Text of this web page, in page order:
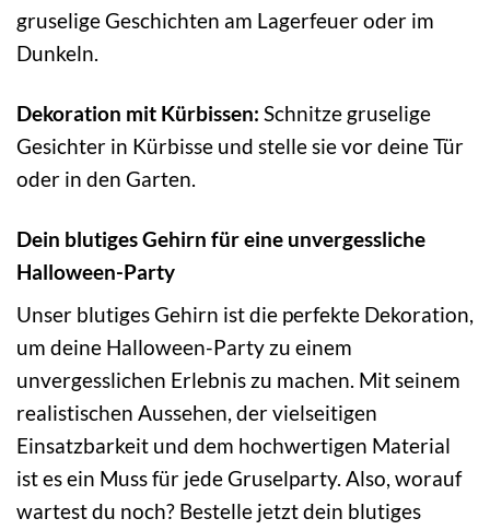
gruselige Geschichten am Lagerfeuer oder im
Dunkeln.
Dekoration mit Kürbissen: Schnitze gruselige
Gesichter in Kürbisse und stelle sie vor deine Tür
oder in den Garten.
Dein blutiges Gehirn für eine unvergessliche
Halloween-Party
Unser blutiges Gehirn ist die perfekte Dekoration,
um deine Halloween-Party zu einem
unvergesslichen Erlebnis zu machen. Mit seinem
realistischen Aussehen, der vielseitigen
Einsatzbarkeit und dem hochwertigen Material
ist es ein Muss für jede Gruselparty. Also, worauf
wartest du noch? Bestelle jetzt dein blutiges